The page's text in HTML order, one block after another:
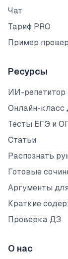
Чат
Тариф PRO
Пример
Ресурсы
ИИ-репетитор
Онлайн-класс
Тесты ЕГЭ и
Статьи
Распознать
Готовые
Аргументы
Краткие
Проверка ДЗ
О нас